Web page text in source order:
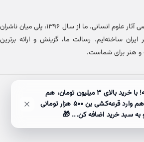
خانه کتاب طاها، مرجع تخصصی آثار علوم انسانی. ما از سال ۱۳۹۶، پلی میان ناشران
ساخته‌ایم. رسالت ما، گزینش و ارائه برترین
و هنر برای شماست.
🎉 حراج ۵۰٪ آخر هفته! با خرید بالای 3 میلیون تومان، هم
ارسالت رایگان میشه، هم وارد قرعه‌کشی بن ۵۰۰ هزار تومانی
به سبد خرید اضافه کن... 🎁